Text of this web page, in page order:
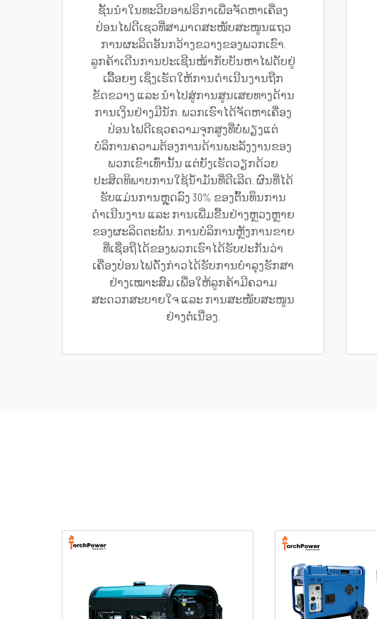
ຊັ້ນນຳໃນທະວີບອາຟຣິກາເພື່ອຈັດຫາເຄື່ອງ
ປ່ອນໄຟດີເຊວທີ່ສາມາດສະໜັບສະໜູນແຖວ
ການຜະລິດອັນກວ້າງຂວາງຂອງພວກເຂົາ.
ລູກຄ້າເດີນການປະເຊີນໜ້າກັບບັນຫາໄຟດັບຢູ່
ເລື້ອຍໆ ເຊິ່ງເຮັດໃຫ້ການດຳເນີນງານຖືກ
ຂັດຂວາງ ແລະ ນຳໄປສູ່ການສູນເສຍທາງດ້ານ
ການເງິນຢ່າງມີນັກ. ພວກເຮົາໄດ້ຈັດຫາເຄື່ອງ
ປ່ອນໄຟດີເຊວຄວາມຈຸກສູງທີ່ບໍ່ພຽງແຕ່
ບໍລິການຄວາມຕ້ອງການດ້ານພະລັງງານຂອງ
ພວກເຂົາເທົ່ານັ້ນ ແຕ່ຍັງເຮັດວຽກດ້ວຍ
ປະສິດທິພາບການໃຊ້ນ້ຳມັນທີ່ດີເລີດ. ຜົນທີ່ໄດ້
ຮັບແມ່ນການຫຼຸດລົງ 30% ຂອງຕົ້ນທຶນການ
ດຳເນີນງານ ແລະ ການເພີ່ມຂື້ນຢ່າງຫຼວງຫຼາຍ
ຂອງຜະລິດຕະພັນ. ການບໍລິການຫຼັງການຂາຍ
ທີ່ເຊື່ອຖືໄດ້ຂອງພວກເຮົາໄດ້ຮັບປະກັນວ່າ
ເຄື່ອງປ່ອນໄຟດັ່ງກ່າວໄດ້ຮັບການບຳລຸງຮັກສາ
ຢ່າງເໝາະສົມ ເພື່ອໃຫ້ລູກຄ້າມີຄວາມ
ສະດວກສະບາຍໃຈ ແລະ ການສະໜັບສະໜູນ
ຢ່າງຕໍ່ເນື່ອງ.